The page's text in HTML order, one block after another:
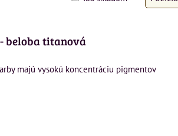
beloba titanová
majú vysokú koncentráciu pigmentov